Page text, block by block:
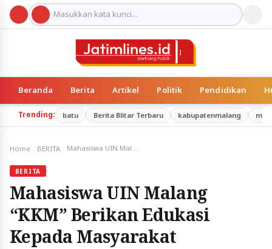
Beranda Berita Artikel Politik Pendidikan
Trending: batu Berita Blitar Terbaru kabupatenmalang
Home BERITA
BERITA
Mahasiswa UIN Malang
“KKM” Berikan Edukasi
Kepada Masyarakat